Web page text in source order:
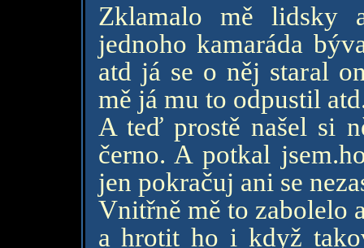
Zklamalo mě lidsky
jednoho kamaráda
atd já se o něj staral
mě já mu to odpustil
A teď prostě našel si
černo. A potkal
jen pokračuj ani se
Vnitřně mě to zabolelo
a hrotit ho i když